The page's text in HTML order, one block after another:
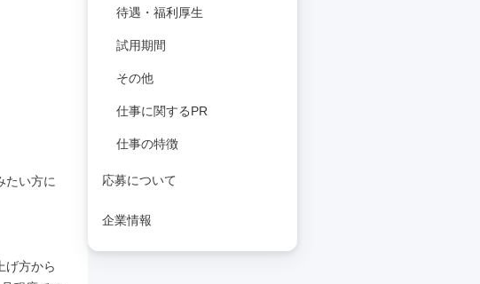
たい方に
げ方から
待遇・福利厚生
試用期間
その他
仕事に関するPR
仕事の特徴
応募について
企業情報